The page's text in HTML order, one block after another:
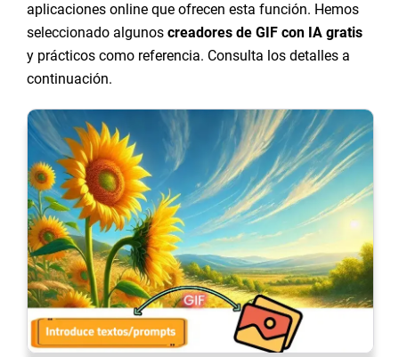
aplicaciones online que ofrecen esta función. Hemos
seleccionado algunos creadores de GIF con IA gratis
y prácticos como referencia. Consulta los detalles a
continuación.